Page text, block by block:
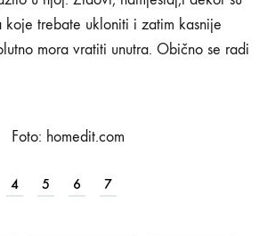
koje trebate ukloniti i zatim kasnije
mora vratiti unutra. Obično se radi
Foto: homedit.com
4 5 6 7